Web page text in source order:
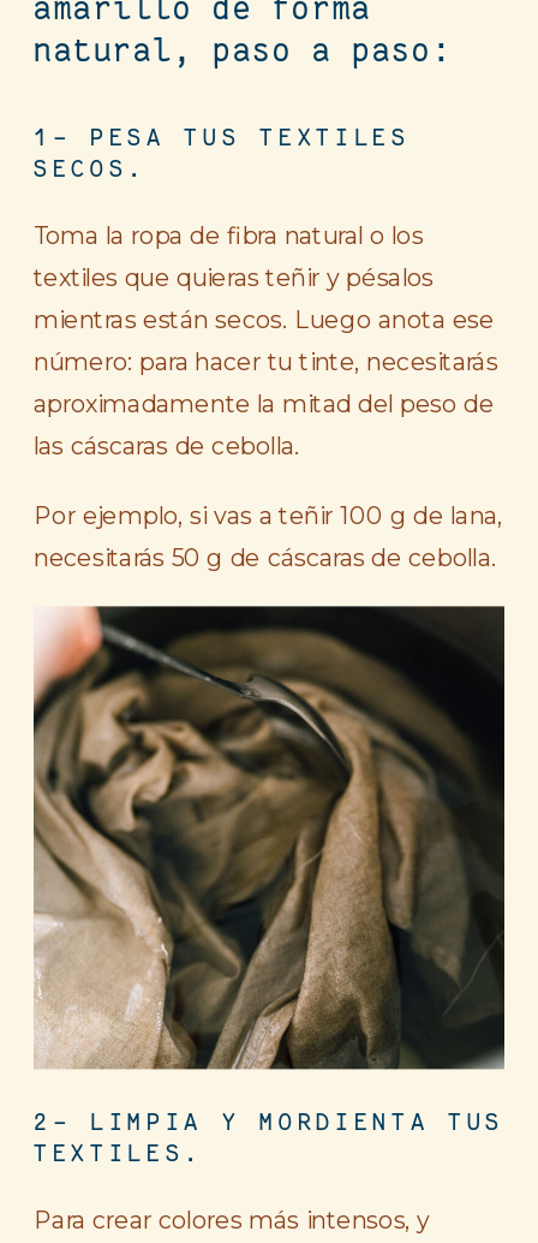
amarillo de forma
natural, paso a paso:
1- PESA TUS TEXTILES
SECOS.
Toma la ropa de fibra natural o los
textiles que quieras teñir y pésalos
mientras están secos. Luego anota ese
número: para hacer tu tinte, necesitarás
aproximadamente la mitad del peso de
las cáscaras de cebolla.
Por ejemplo, si vas a teñir 100 g de lana,
necesitarás 50 g de cáscaras de cebolla.
2- LIMPIA Y MORDIENTA TUS
TEXTILES.
Para crear colores más intensos, y